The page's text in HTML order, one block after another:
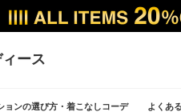
ース
ョンの選び方・着こなしコーデ よくあ